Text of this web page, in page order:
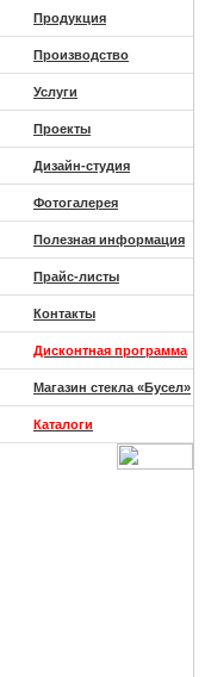
Продукция
Производство
Услуги
Проекты
Дизайн-студия
Фотогалерея
Полезная информация
Прайс-листы
Контакты
Дисконтная программа
Магазин стекла «Бусел»
Каталоги